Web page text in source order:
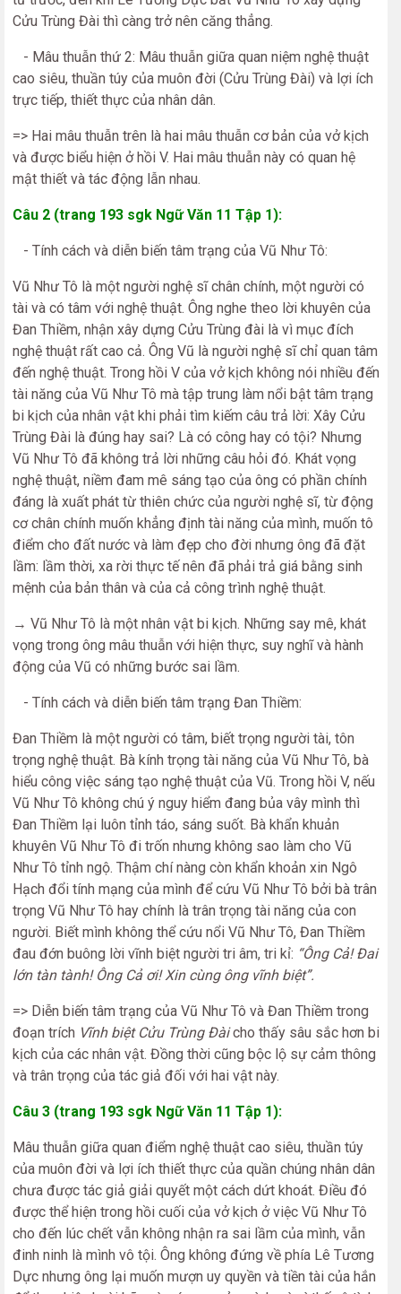
Cửu Trùng Đài thì càng trở nên căng thẳng.
- Mâu thuẫn thứ 2: Mâu thuẫn giữa quan niệm nghệ thuật
cao siêu, thuần túy của muôn đời (Cửu Trùng Đài) và lợi ích
trực tiếp, thiết thực của nhân dân.
=> Hai mâu thuẫn trên là hai mâu thuẫn cơ bản của vở kịch
và được biểu hiện ở hồi V. Hai mâu thuẫn này có quan hệ
mật thiết và tác động lẫn nhau.
Câu 2 (trang 193 sgk Ngữ Văn 11 Tập 1):
- Tính cách và diễn biến tâm trạng của Vũ Như Tô:
Vũ Như Tô là một người nghệ sĩ chân chính, một người có
tài và có tâm với nghệ thuật. Ông nghe theo lời khuyên của
Đan Thiềm, nhận xây dựng Cửu Trùng đài là vì mục đích
nghệ thuật rất cao cả. Ông Vũ là người nghệ sĩ chỉ quan tâm
đến nghệ thuật. Trong hồi V của vở kịch không nói nhiều đến
tài năng của Vũ Như Tô mà tập trung làm nổi bật tâm trạng
bi kịch của nhân vật khi phải tìm kiếm câu trả lời: Xây Cửu
Trùng Đài là đúng hay sai? Là có công hay có tội? Nhưng
Vũ Như Tô đã không trả lời những câu hỏi đó. Khát vọng
nghệ thuật, niềm đam mê sáng tạo của ông có phần chính
đáng là xuất phát từ thiên chức của người nghệ sĩ, từ động
cơ chân chính muốn khẳng định tài năng của mình, muốn tô
điểm cho đất nước và làm đẹp cho đời nhưng ông đã đặt
lầm: lầm thời, xa rời thực tế nên đã phải trả giá bằng sinh
mệnh của bản thân và của cả công trình nghệ thuật.
→ Vũ Như Tô là một nhân vật bi kịch. Những say mê, khát
vọng trong ông mâu thuẫn với hiện thực, suy nghĩ và hành
động của Vũ có những bước sai lầm.
- Tính cách và diễn biến tâm trạng Đan Thiềm:
Đan Thiềm là một người có tâm, biết trọng người tài, tôn
trọng nghệ thuật. Bà kính trọng tài năng của Vũ Như Tô, bà
hiểu công việc sáng tạo nghệ thuật của Vũ. Trong hồi V, nếu
Vũ Như Tô không chú ý nguy hiểm đang bủa vây mình thì
Đan Thiềm lại luôn tỉnh táo, sáng suốt. Bà khẩn khuản
khuyên Vũ Như Tô đi trốn nhưng không sao làm cho Vũ
Như Tô tỉnh ngộ. Thậm chí nàng còn khẩn khoản xin Ngô
Hạch đổi tính mạng của mình để cứu Vũ Như Tô bởi bà trân
trọng Vũ Như Tô hay chính là trân trọng tài năng của con
người. Biết mình không thể cứu nổi Vũ Như Tô, Đan Thiềm
đau đớn buông lời vĩnh biệt người tri âm, tri kỉ: “Ông Cả! Đai
lớn tàn tành! Ông Cả ơi! Xin cùng ông vĩnh biệt”.
=> Diễn biến tâm trạng của Vũ Như Tô và Đan Thiềm trong
đoạn trích Vĩnh biệt Cửu Trùng Đàicho thấy sâu sắc hơn bi
kịch của các nhân vật. Đồng thời cũng bộc lộ sự cảm thông
và trân trọng của tác giả đối với hai vật này.
Câu 3 (trang 193 sgk Ngữ Văn 11 Tập 1):
Mâu thuẫn giữa quan điểm nghệ thuật cao siêu, thuần túy
của muôn đời và lợi ích thiết thực của quần chúng nhân dân
chưa được tác giả giải quyết một cách dứt khoát. Điều đó
được thể hiện trong hồi cuối của vở kịch ở việc Vũ Như Tô
cho đến lúc chết vẫn không nhận ra sai lầm của mình, vẫn
đinh ninh là mình vô tội. Ông không đứng về phía Lê Tương
Dực nhưng ông lại muốn mượn uy quyền và tiền tài của hắn